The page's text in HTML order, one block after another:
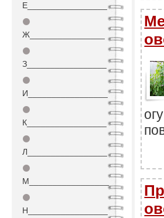
Е_________________
⚫
Ж________________
⚫
З_________________
⚫
И_________________
⚫
К_________________
⚫
Л_________________
⚫
М_________________
⚫
Н_________________